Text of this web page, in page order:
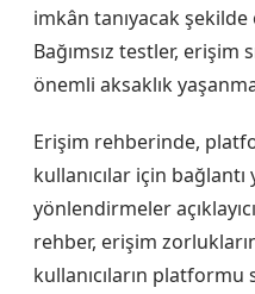
imkân tanıyacak
Bağımsız testler, erişim
önemli aksaklık
Erişim rehberinde,
kullanıcılar için
yönlendirmeler
rehber, erişim
kullanıcıların platformu